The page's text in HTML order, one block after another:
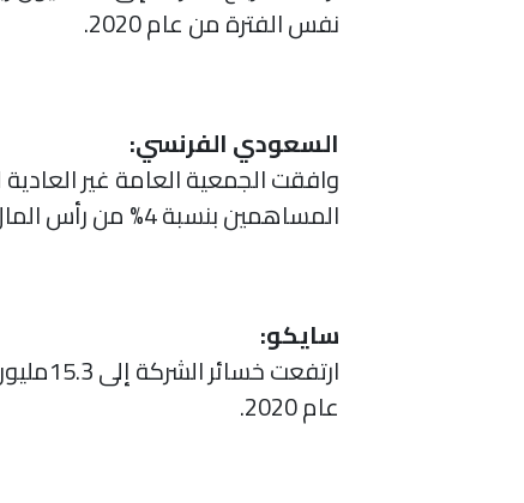
نفس الفترة من عام 2020.
السعودي الفرنسي:
وافقت الجمعية العامة غير
المساهمين بنسبة 4% من رأس المال(مايعادل 0.40 ريال للسهم)كأرباح عن العام 2020.
سايكو:
عام 2020.